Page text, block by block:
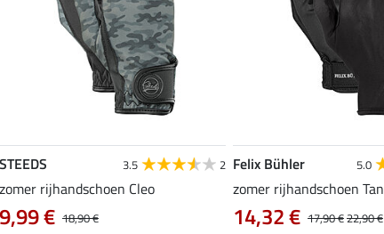
STEEDS 3.5 2
zomer rijhandschoen Cleo
18,90 €
9,99 €
Felix Bühler 5.0
zomer rijhandschoen Tan
17,90 €22,90 €
14,32 €